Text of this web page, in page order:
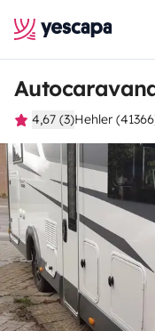
4,67 (3)Hehler